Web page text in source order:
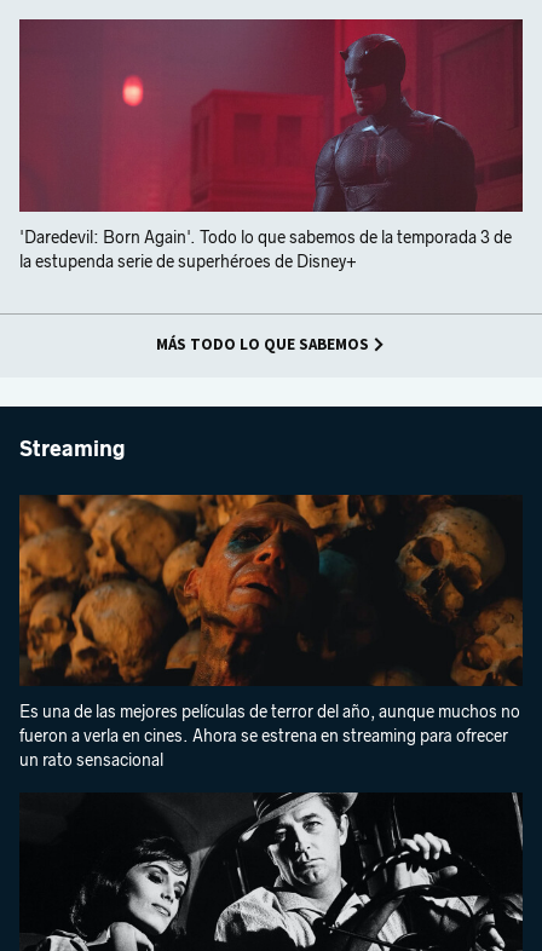
'Daredevil: Born Again'. Todo lo que sabemos de la temporada 3 de
la estupenda serie de superhéroes de Disney+
MÁS TODO LO QUE SABEMOS
Streaming
Es una de las mejores películas de terror del año, aunque muchos no
fueron a verla en cines. Ahora se estrena en streaming para ofrecer
un rato sensacional